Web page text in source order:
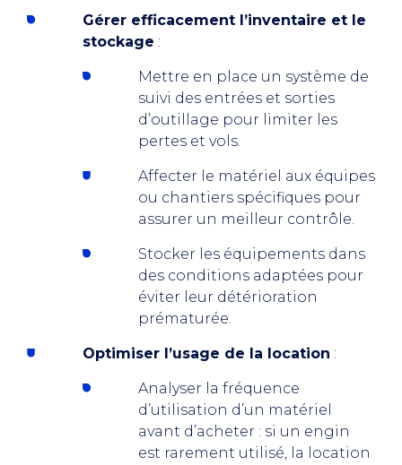
Gérer efficacement l’inventaire et le
stockage :
Mettre en place un système de
suivi des entrées et sorties
d’outillage pour limiter les
pertes et vols.
Affecter le matériel aux équipes
ou chantiers spécifiques pour
assurer un meilleur contrôle.
Stocker les équipements dans
des conditions adaptées pour
éviter leur détérioration
prématurée.
Optimiser l’usage de la location :
Analyser la fréquence
d’utilisation d’un matériel
avant d’acheter : si un engin
est rarement utilisé, la location